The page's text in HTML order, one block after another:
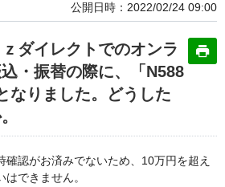
公開日時 2022/02/24 09:00
ダイレクトでのオンラ
・振替の際に、「N588
なりました。どうした
確認がお済みでないため、10万円を超え
できません。